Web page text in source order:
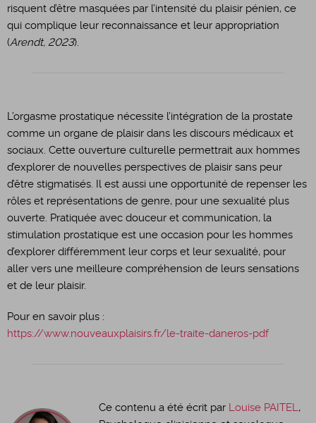
risquent d’être masquées par l’intensité du plaisir pénien, ce
qui complique leur reconnaissance et leur appropriation
(Arendt, 2023).
L’orgasme prostatique nécessite l’intégration de la prostate
comme un organe de plaisir dans les discours médicaux et
sociaux. Cette ouverture culturelle permettrait aux hommes
d’explorer de nouvelles perspectives de plaisir sans peur
d’être stigmatisés. Il est aussi une opportunité de repenser les
rôles et représentations de genre, pour une sexualité plus
ouverte. Pratiquée avec douceur et communication, la
stimulation prostatique est une occasion pour les hommes
d’explorer différemment leur corps et leur sexualité, pour
aller vers une meilleure compréhension de leurs sensations
et de leur plaisir.
Pour en savoir plus :
https://www.nouveauxplaisirs.fr/le-traite-daneros-pdf
Ce contenu a été écrit par Louise PAITEL ,